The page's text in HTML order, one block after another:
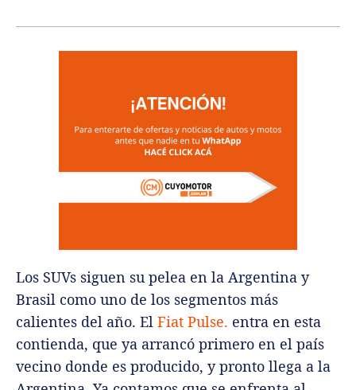
Los SUVs siguen su pelea en la Argentina y
Brasil como uno de los segmentos más
calientes del año. El Fiat Pulse. entra en esta
contienda, que ya arrancó primero en el país
vecino donde es producido, y pronto llega a la